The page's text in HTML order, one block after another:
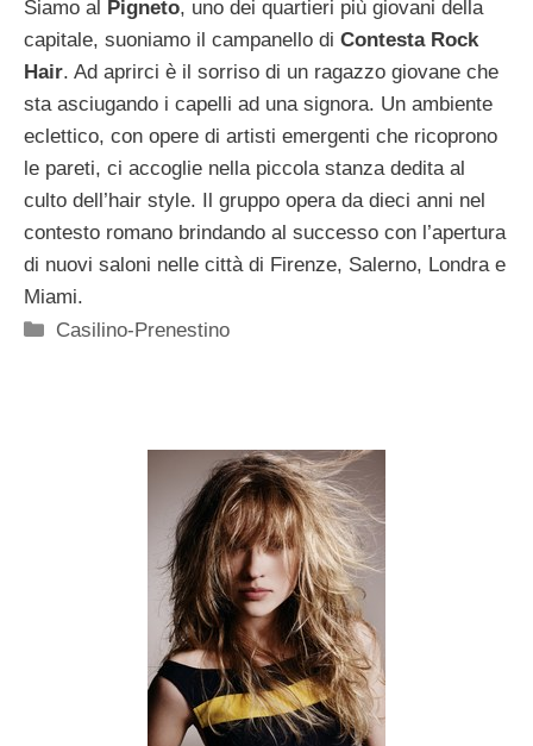
Siamo al Pigneto, uno dei quartieri più giovani della
capitale, suoniamo il campanello di Contesta Rock
Hair. Ad aprirci è il sorriso di un ragazzo giovane che
sta asciugando i capelli ad una signora. Un ambiente
eclettico, con opere di artisti emergenti che ricoprono
le pareti, ci accoglie nella piccola stanza dedita al
culto dell’hair style. Il gruppo opera da dieci anni nel
contesto romano brindando al successo con l’apertura
di nuovi saloni nelle città di Firenze, Salerno, Londra e
Miami.
Categorie
Casilino-Prenestino